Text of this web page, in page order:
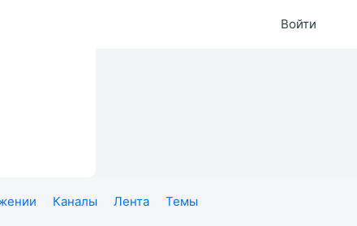
Войти
Каналы Лента
Темы